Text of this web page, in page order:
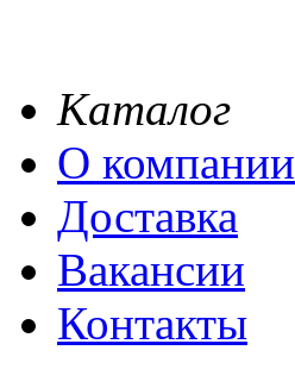
Каталог
О компании
Доставка
Вакансии
Контакты